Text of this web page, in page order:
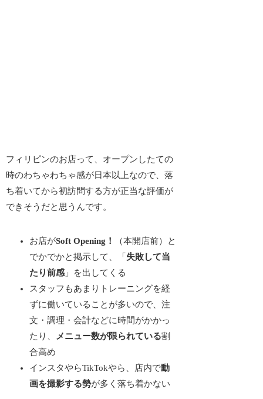
フィリピンのお店って、 オープンしたての
時のわちゃわちゃ感が日本以上なので、落
ち着いてから初訪問する方が正当な評価が
できそうだと思うんです。
お店がSoft Opening！
（本開店前）と
でかでかと掲示して、「 失敗して当
たり前感」を出してくる
スタッフもあまりトレーニングを経
ずに働いていることが多いので、注
文・調理・会計などに時間がかかっ
たり、 メニュー数が限られている割
合高め
インスタやらTikTokやら、店内で動
画を撮影する勢が多く落ち着かない